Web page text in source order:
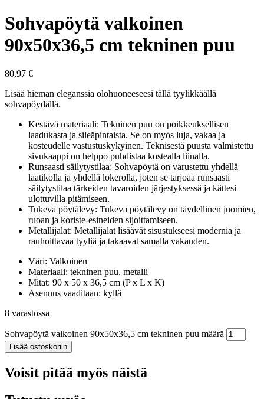
Sohvapöytä valkoinen
90x50x36,5 cm tekninen puu
80,97 €
Lisää hieman eleganssia olohuoneeseesi tällä tyylikkäällä
sohvapöydällä.
Kestävä materiaali: Tekninen puu on poikkeuksellisen
laadukasta ja sileäpintaista. Se on myös luja, vakaa ja
kosteudelle vastustuskykyinen. Teknisestä puusta valmistettu
sivukaappi on helppo puhdistaa kostealla liinalla.
Runsaasti säilytystilaa: Sohvapöytä on varustettu yhdellä
laatikolla ja yhdellä lokerolla, joten se tarjoaa runsaasti
säilytystilaa tärkeiden tavaroiden järjestyksessä ja kättesi
ulottuvilla pitämiseen.
Tukeva pöytälevy: Tukeva pöytälevy on täydellinen juomien,
ruoan ja koriste-esineiden sijoittamiseen.
Metallijalat: Metallijalat lisäävät sisustukseesi modernia ja
rauhoittavaa tyyliä ja takaavat samalla vakauden.
Väri: Valkoinen
Materiaali: tekninen puu, metalli
Mitat: 90 x 50 x 36,5 cm (P x L x K)
Asennus vaaditaan: kyllä
8 varastossa
Sohvapöytä valkoinen 90x50x36,5 cm tekninen puu määrä
Lisää ostoskoriin
Voisit pitää myös näistä